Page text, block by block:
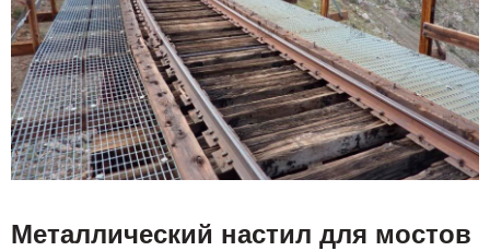
Металлический настил для мостов